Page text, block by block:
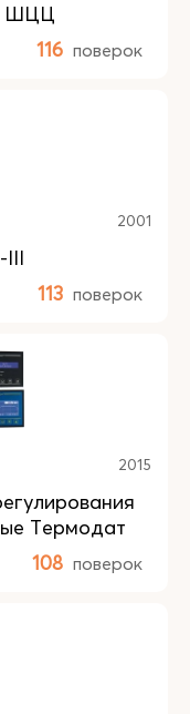
ШЦЦ
116 поверок
2001
III
113 поверок
2015
Термодат
108 поверок